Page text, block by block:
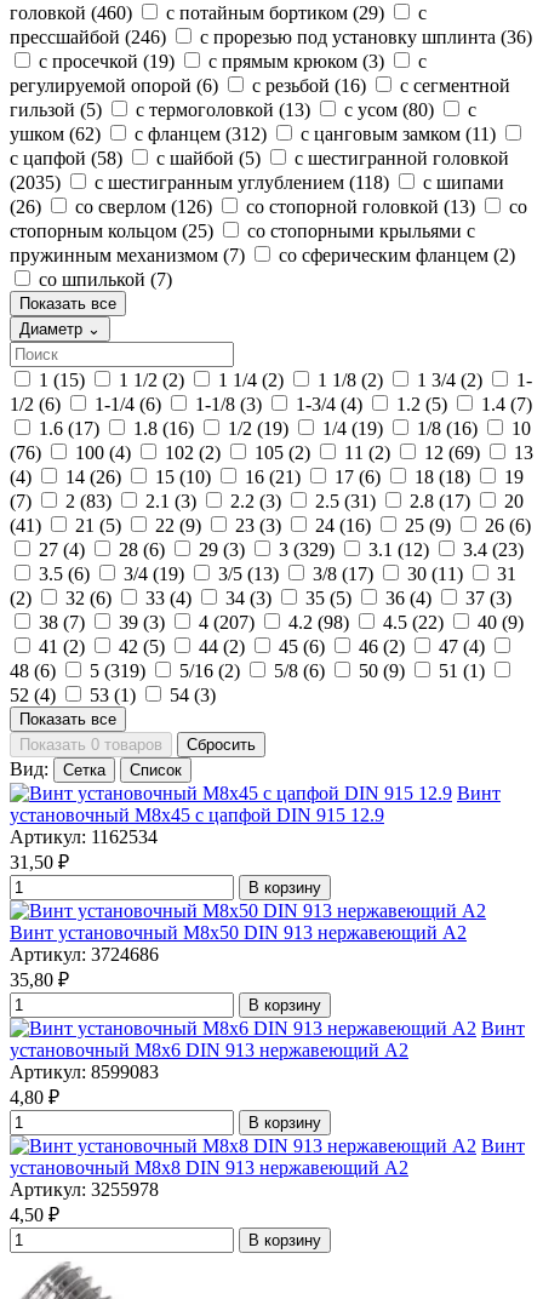
головкой (460) с потайным бортиком (29)
с
прессшайбой (246) с прорезью под установку шплинта (36)
с просечкой (19) с прямым крюком (3)
с
регулируемой опорой (6) с резьбой (16)
с сегментной
гильзой (5) с термоголовкой (13) с усом (80)
с
ушком (62) с фланцем (312) с цанговым замком (11)
с цапфой (58) с шайбой (5)
с шестигранной головкой
(2035)
с шестигранным углублением (118)
с шипами
(26)
со сверлом (126) со стопорной головкой (13)
со
стопорным кольцом (25)
со стопорными крыльями с
пружинным механизмом (7) со сферическим фланцем (2)
со шпилькой (7)
Показать все
Диаметр ⌄
1 (15) 1 1/2 (2) 1 1/4 (2) 1 1/8 (2) 1 3/4 (2)
1-
1/2 (6) 1-1/4 (6) 1-1/8 (3) 1-3/4 (4) 1.2 (5) 1.4 (7)
1.6 (17) 1.8 (16) 1/2 (19) 1/4 (19) 1/8 (16)
10
(76)
100 (4) 102 (2) 105 (2) 11 (2) 12 (69)
13
(4)
14 (26) 15 (10) 16 (21) 17 (6) 18 (18)
19
(7)
2 (83) 2.1 (3) 2.2 (3) 2.5 (31) 2.8 (17)
20
(41)
21 (5) 22 (9) 23 (3) 24 (16) 25 (9) 26 (6)
27 (4) 28 (6) 29 (3) 3 (329) 3.1 (12) 3.4 (23)
3.5 (6) 3/4 (19) 3/5 (13) 3/8 (17) 30 (11)
31
(2)
32 (6) 33 (4) 34 (3) 35 (5) 36 (4) 37 (3)
38 (7) 39 (3) 4 (207) 4.2 (98) 4.5 (22) 40 (9)
41 (2) 42 (5) 44 (2) 45 (6) 46 (2) 47 (4)
48 (6) 5 (319) 5/16 (2) 5/8 (6) 50 (9) 51 (1)
52 (4) 53 (1) 54 (3)
Показать все
Показать 0 товаров
Сбросить
Вид: Сетка Список
Винт
установочный М8х45 с цапфой DIN 915 12.9
Артикул: 1162534
31,50 ₽
В корзину
Винт установочный М8х50 DIN 913 нержавеющий А2
Артикул: 3724686
35,80 ₽
В корзину
Винт
установочный М8х6 DIN 913 нержавеющий А2
Артикул: 8599083
4,80 ₽
В корзину
Винт
установочный М8х8 DIN 913 нержавеющий А2
Артикул: 3255978
4,50 ₽
В корзину